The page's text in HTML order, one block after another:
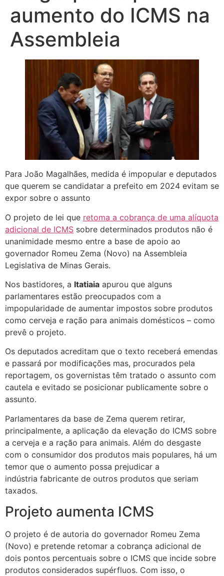
aumento do ICMS na
Assembleia
Para João Magalhães, medida é impopular e deputados
que querem se candidatar a prefeito em 2024 evitam se
expor sobre o assunto
O projeto de lei que retoma a cobrança de uma alíquota
adicional de ICMS sobre determinados produtos não é
unanimidade mesmo entre a base de apoio ao
governador Romeu Zema (Novo) na Assembleia
Legislativa de Minas Gerais.
Nos bastidores, a Itatiaia apurou que alguns
parlamentares estão preocupados com a
impopularidade de aumentar impostos sobre produtos
como cerveja e ração para animais domésticos – como
prevê o projeto.
Os deputados acreditam que o texto receberá emendas
e passará por modificações mas, procurados pela
reportagem, os governistas têm tratado o assunto com
cautela e evitado se posicionar publicamente sobre o
assunto.
Parlamentares da base de Zema querem retirar,
principalmente, a aplicação da elevação do ICMS sobre
a cerveja e a ração para animais. Além do desgaste
com o consumidor dos produtos mais populares, há um
temor que o aumento possa prejudicar a
indústria fabricante de outros produtos que seriam
taxados.
Projeto aumenta ICMS
O projeto é de autoria do governador Romeu Zema
(Novo) e pretende retomar a cobrança adicional de
dois pontos percentuais sobre o ICMS que incide sobre
produtos considerados supérfluos. Com isso, o